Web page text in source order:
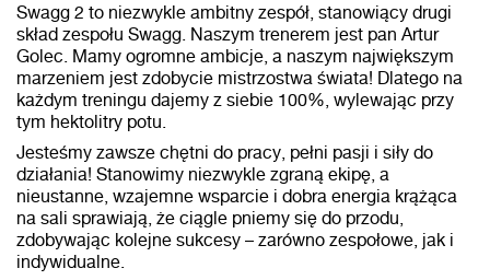
Swagg 2 to niezwykle ambitny zespół, stanowiący drugi
skład zespołu Swagg. Naszym trenerem jest pan Artur
Golec. Mamy ogromne ambicje, a naszym największym
marzeniem jest zdobycie mistrzostwa świata! Dlatego na
każdym treningu dajemy z siebie 100%, wylewając przy
tym hektolitry potu.
Jesteśmy zawsze chętni do pracy, pełni pasji i siły do
działania! Stanowimy niezwykle zgraną ekipę, a
nieustanne, wzajemne wsparcie i dobra energia krążąca
na sali sprawiają, że ciągle pniemy się do przodu,
zdobywając kolejne sukcesy – zarówno zespołowe, jak i
indywidualne.